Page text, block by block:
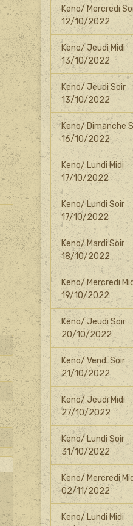
Keno/ Mercredi
12/10/2022
Keno/ Jeudi Midi
13/10/2022
Keno/ Jeudi Soir
13/10/2022
Keno/ Dimanche
16/10/2022
Keno/ Lundi Midi
17/10/2022
Keno/ Lundi Soir
17/10/2022
Keno/ Mardi Soir
18/10/2022
Keno/ Mercredi
19/10/2022
Keno/ Jeudi Soir
20/10/2022
Keno/ Vend. Soir
21/10/2022
Keno/ Jeudi Midi
27/10/2022
Keno/ Lundi Soir
31/10/2022
Keno/ Mercredi
02/11/2022
Keno/ Lundi Midi